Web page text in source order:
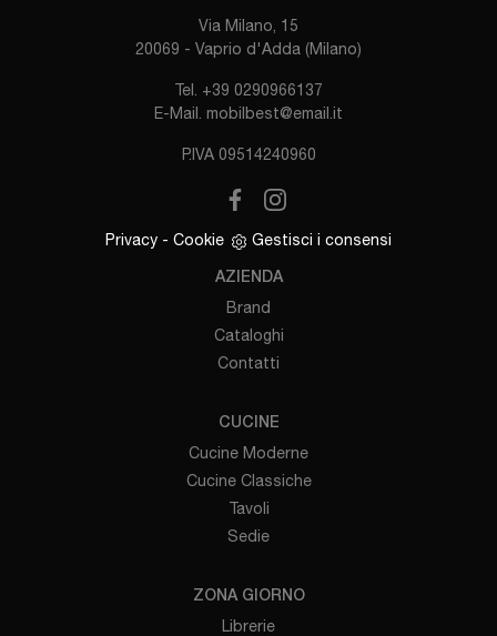
Via Milano, 15
20069 - Vaprio d'Adda (Milano)
Tel. +39 0290966137
E-Mail. mobilbest@email.it
P.IVA 09514240960
Privacy - Cookie Gestisci i consensi
AZIENDA
Brand
Cataloghi
Contatti
CUCINE
Cucine Moderne
Cucine Classiche
Tavoli
Sedie
ZONA GIORNO
Librerie